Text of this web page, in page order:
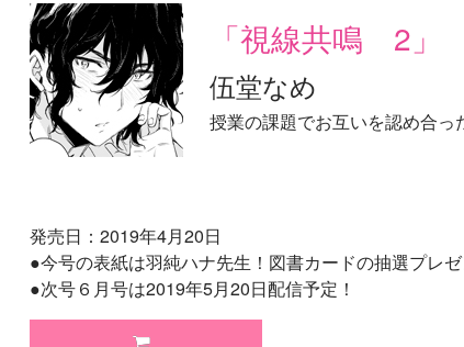
「視線共鳴 2」
伍堂なめ
授業の課題でお互いを認め合
発売日：2019年4月20日
●今号の表紙は羽純ハナ先生！図書カードの抽選プレ
●次号６月号は2019年5月20日配信予定！